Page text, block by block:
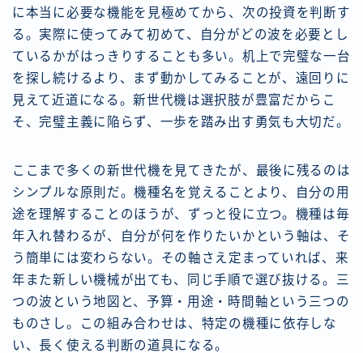
に本当に必要な機能を見極めてから、次の投資を判断す
る。実際に使ってみて初めて、自分がどの波を必要とし
ているかがはっきりすることも多い。机上で完璧な一台
を探し続けるより、まず動かしてみることが、遠回りに
見えて近道になる。新世代機は選択肢が豊富だからこ
そ、完璧主義に陥らず、一歩を踏み出す勇気も大切だ。
ここまで多くの新世代機を見てきたが、最後に残るのは
シンプルな原則だ。機種名を覚えることより、自分の用
途を理解することのほうが、ずっと役に立つ。機種は毎
年入れ替わるが、自分が何を作りたいかという軸は、そ
う簡単には変わらない。その軸さえ定まっていれば、来
年また新しい機械が出ても、同じ手順で選び抜ける。三
つの波という地図と、予算・用途・時間軸という三つの
ものさし。この組み合わせは、特定の機種に依存しな
い、長く使える判断の道具になる。